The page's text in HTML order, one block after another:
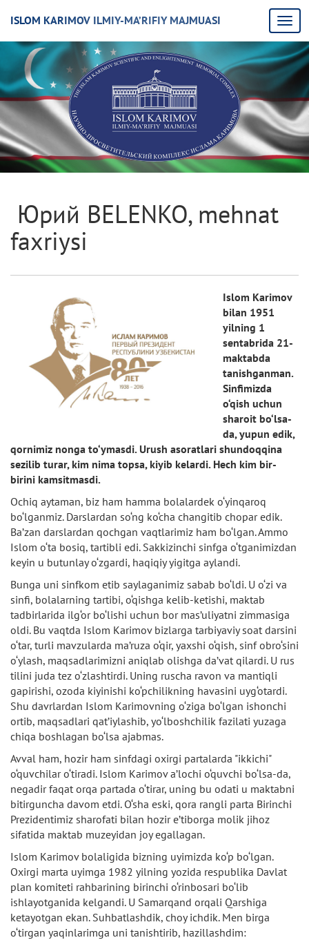
ISLOM KARIMOV ILMIY-MA’RIFIY MAJMUASI
Юрий BELENKO, mehnat
faxriysi
Islom Karimov
bilan 1951
yilning 1
sentabrida 21-
maktabda
tanishganman.
Sinfimizda
o‘qish uchun
sharoit bo‘lsa-
da, yupun edik,
qornimiz nonga to‘ymasdi. Urush asoratlari shundoqqina
sezilib turar, kim nima topsa, kiyib kelardi. Hech kim bir-
birini kamsitmasdi.
Ochiq aytaman, biz ham hamma bolalardek o‘yinqaroq
bo‘lganmiz. Darslardan so‘ng ko‘cha changitib chopar edik.
Ba’zan darslardan qochgan vaqtlarimiz ham bo‘lgan. Ammo
Islom o‘ta bosiq, tartibli edi. Sakkizinchi sinfga o‘tganimizdan
keyin u butunlay o‘zgardi, haqiqiy yigitga aylandi.
Bunga uni sinfkom etib saylaganimiz sabab bo‘ldi. U o‘zi va
sinfi, bolalarning tartibi, o‘qishga kelib-ketishi, maktab
tadbirlarida ilg‘or bo‘lishi uchun bor mas’uliyatni zimmasiga
oldi. Bu vaqtda Islom Karimov bizlarga tarbiyaviy soat darsini
o‘tar, turli mavzularda ma’ruza o‘qir, yaxshi o‘qish, sinf obro‘sini
o‘ylash, maqsadlarimizni aniqlab olishga da’vat qilardi. U rus
tilini juda tez o‘zlashtirdi. Uning ruscha ravon va mantiqli
gapirishi, ozoda kiyinishi ko‘pchilikning havasini uyg‘otardi.
Shu davrlardan Islom Karimovning o‘ziga bo‘lgan ishonchi
ortib, maqsadlari qat’iylashib, yo‘lboshchilik fazilati yuzaga
chiqa boshlagan bo‘lsa ajabmas.
Avval ham, hozir ham sinfdagi oxirgi partalarda "ikkichi"
o‘quvchilar o‘tiradi. Islom Karimov a’lochi o‘quvchi bo‘lsa-da,
negadir faqat orqa partada o‘tirar, uning bu odati u maktabni
bitirguncha davom etdi. O‘sha eski, qora rangli parta Birinchi
Prezidentimiz sharofati bilan hozir e’tiborga molik jihoz
sifatida maktab muzeyidan joy egallagan.
Islom Karimov bolaligida bizning uyimizda ko‘p bo‘lgan.
Oxirgi marta uyimga 1982 yilning yozida respublika Davlat
plan komiteti rahbarining birinchi o‘rinbosari bo‘lib
ishlayotganida kelgandi. U Samarqand orqali Qarshiga
ketayotgan ekan. Suhbatlashdik, choy ichdik. Men birga
o‘tirgan yaqinlarimga uni tanishtirib, hazillashdim: